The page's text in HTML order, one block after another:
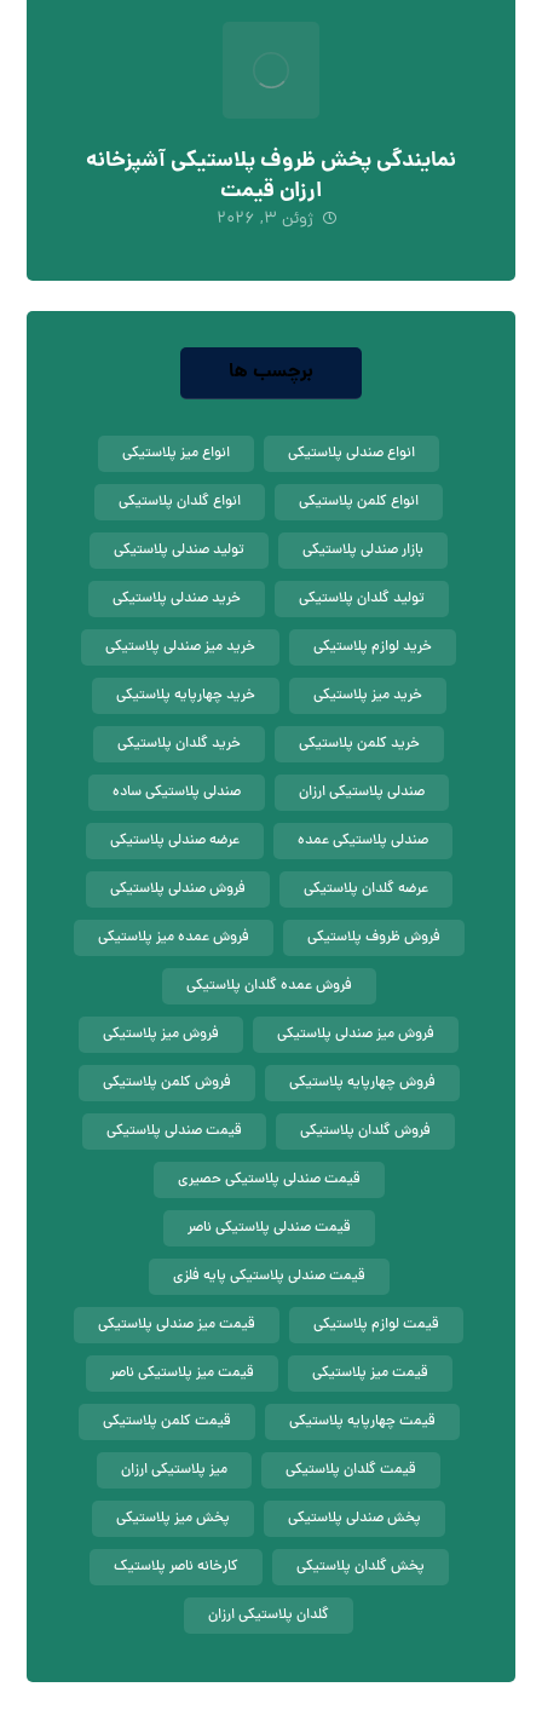
نمایندگی پخش ظروف پلاستیکی آشپزخانه
ارزان قیمت
ژوئن ۳, ۲۰۲۶
برچسب ها
انواع صندلی پلاستیکی انواع میز پلاستیکی
انواع کلمن پلاستیکی انواع گلدان پلاستیکی
بازار صندلی پلاستیکی تولید صندلی پلاستیکی
تولید گلدان پلاستیکی خرید صندلی پلاستیکی
خرید لوازم پلاستیکی خرید میز صندلی پلاستیکی
خرید میز پلاستیکی خرید چهارپایه پلاستیکی
خرید کلمن پلاستیکی خرید گلدان پلاستیکی
صندلی پلاستیکی ارزان صندلی پلاستیکی ساده
صندلی پلاستیکی عمده عرضه صندلی پلاستیکی
عرضه گلدان پلاستیکی فروش صندلی پلاستیکی
فروش ظروف پلاستیکی فروش عمده میز پلاستیکی
فروش عمده گلدان پلاستیکی
فروش میز صندلی پلاستیکی فروش میز پلاستیکی
فروش چهارپایه پلاستیکی فروش کلمن پلاستیکی
فروش گلدان پلاستیکی قیمت صندلی پلاستیکی
قیمت صندلی پلاستیکی حصیری
قیمت صندلی پلاستیکی ناصر
قیمت صندلی پلاستیکی پایه فلزی
قیمت لوازم پلاستیکی قیمت میز صندلی پلاستیکی
قیمت میز پلاستیکی قیمت میز پلاستیکی ناصر
قیمت چهارپایه پلاستیکی قیمت کلمن پلاستیکی
قیمت گلدان پلاستیکی میز پلاستیکی ارزان
پخش صندلی پلاستیکی پخش میز پلاستیکی
پخش گلدان پلاستیکی کارخانه ناصر پلاستیک
گلدان پلاستیکی ارزان